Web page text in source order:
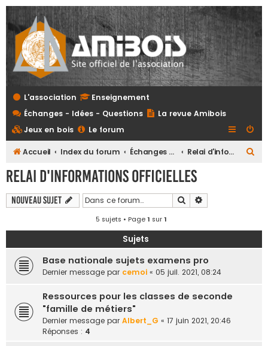
L'association
Enseignement
Échanges - Idées - Questions
La revue Amibois
Jeux en bois
Le forum
Accueil Index du forum Échanges - Idées - Questions Relai d'informations officielles
r
Relai d'informations officielles
Nouveau sujet Rechercher
5 sujets • Page1 sur1
Sujets
Base nationale sujets examens pro
Dernier message par cemoi « 05 juil. 2021, 08:24
Ressources pour les classes de seconde
"famille de métiers"
Dernier message par Albert_G « 17 juin 2021, 20:46
Réponses : 4